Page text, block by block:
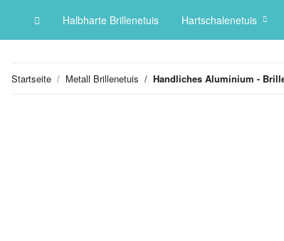
Halbharte Brillenetuis Hartschalenetuis
Startseite Metall Brillenetuis Handliches Aluminium -